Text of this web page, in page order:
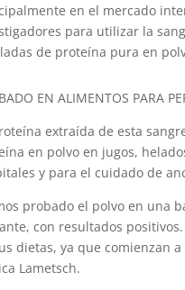
en el mercado
para utilizar la
de proteína pura en
EN ALIMENTOS PARA
extraída de esta
en polvo en jugos,
y para el cuidado de
probado el polvo en una
con resultados
dietas, ya que comienzan
Lametsch.